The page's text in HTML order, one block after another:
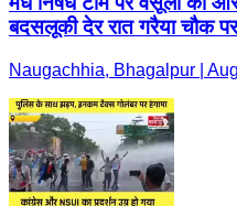
बदसलूकी देर रात गरैया चौक पर
Naugachhia, Bhagalpur |